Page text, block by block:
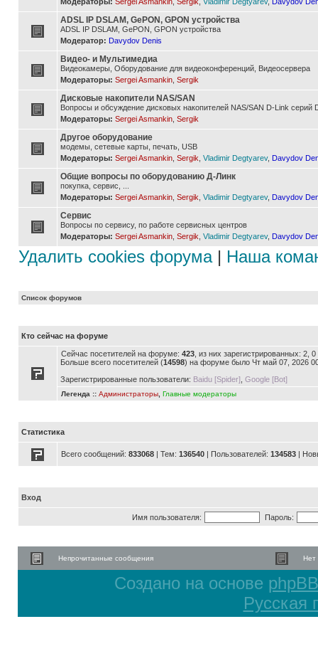
ADSL IP DSLAM, GePON, GPON устройства
ADSL IP DSLAM, GePON, GPON устройства
Модератор: Davydov Denis
Видео- и Мультимедиа
Видеокамеры, Оборудование для видеоконференций, Видеосервера
Модераторы: Sergei Asmankin Sergik
Дисковые накопители NAS/SAN
Вопросы и обсуждение дисковых накопителей NAS/SAN D-Link серий
Модераторы: Sergei Asmankin Sergik
Другое оборудование
модемы, сетевые карты, печать, USB
Модераторы: Sergei Asmankin Sergik Vladimir Degtyarev, Davydov
Общие вопросы по оборудованию Д-Линк
покупка, сервис, ...
Модераторы: Sergei Asmankin Sergik Vladimir Degtyarev, Davydov
Сервис
Вопросы по сервису, по работе сервисных центров
Модераторы: Sergei Asmankin Sergik Vladimir Degtyarev, Davydov
Удалить cookies форума| Наша
Список форумов
Кто сейчас на форуме
Сейчас посетителей на форуме: 423 , из них зарегистрированных: 2,
Больше всего посетителей (14598) на форуме было Чт май 07, 2026
Зарегистрированные пользователи: Baidu [Spider] Google [Bot]
Легенда :: Администраторы Главные модераторы
Статистика
Всего сообщений: 833068 | Тем: 136540 | Пользователей: 134583 |
Вход
Имя пользователя: Пароль:
Непрочитанные сообщения Нет
Создано на основе phpBB
Русская